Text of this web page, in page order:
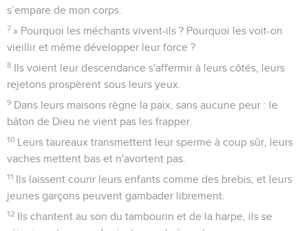
s’empare de mon corps.
7 » Pourquoi les méchants vivent-ils ? Pourquoi les voit-on
vieillir et même développer leur force ?
8 Ils voient leur descendance s'affermir à leurs côtés, leurs
rejetons prospèrent sous leurs yeux.
9 Dans leurs maisons règne la paix, sans aucune peur : le
bâton de Dieu ne vient pas les frapper.
10 Leurs taureaux transmettent leur sperme à coup sûr, leurs
vaches mettent bas et n'avortent pas.
11 Ils laissent courir leurs enfants comme des brebis, et leurs
jeunes garçons peuvent gambader librement.
12 Ils chantent au son du tambourin et de la harpe, ils se